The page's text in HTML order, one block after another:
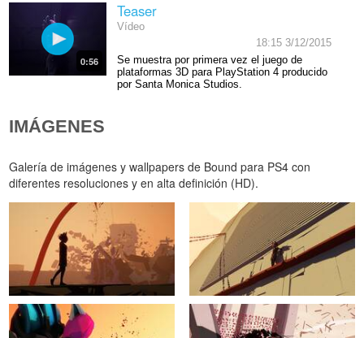
0:56
Teaser
Vídeo
18:15 3/12/2015
Se muestra por primera vez el juego de
plataformas 3D para PlayStation 4 producido
por Santa Monica Studios.
IMÁGENES
Galería de imágenes y wallpapers de Bound para PS4 con
diferentes resoluciones y en alta definición (HD).